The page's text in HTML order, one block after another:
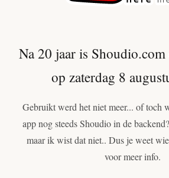
Na 20 jaar is
op zaterdag 8
Gebruikt werd het niet meer... of toch
app nog steeds Shoudio in de
maar ik wist dat niet.. Dus je weet
voor meer info.